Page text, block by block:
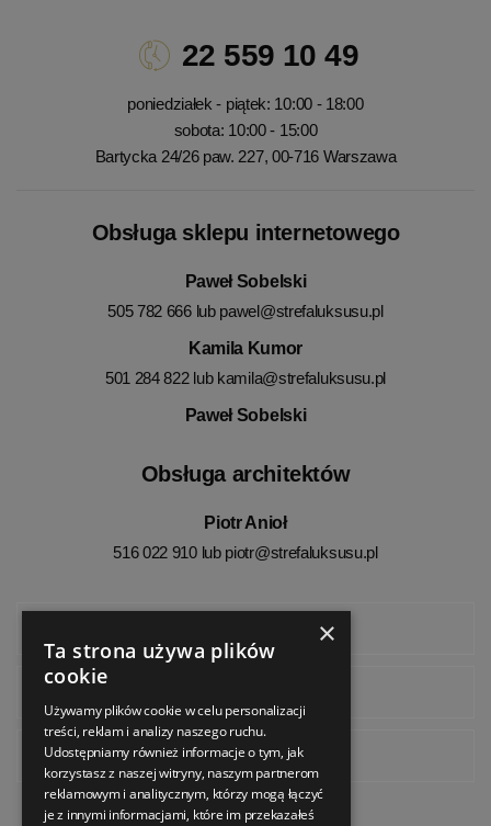
22 559 10 49
poniedziałek - piątek: 10:00 - 18:00
sobota: 10:00 - 15:00
Bartycka 24/26 paw. 227, 00-716 Warszawa
Obsługa sklepu internetowego
Paweł Sobelski
505 782 666 lub pawel@strefaluksusu.pl
Kamila Kumor
501 284 822 lub kamila@strefaluksusu.pl
Paweł Sobelski
Obsługa architektów
Piotr Anioł
516 022 910 lub piotr@strefaluksusu.pl
Pinterest
×
Ta strona używa plików
cookie
Używamy plików cookie w celu personalizacji
treści, reklam i analizy naszego ruchu.
Udostępniamy również informacje o tym, jak
korzystasz z naszej witryny, naszym partnerom
reklamowym i analitycznym, którzy mogą łączyć
je z innymi informacjami, które im przekazałeś